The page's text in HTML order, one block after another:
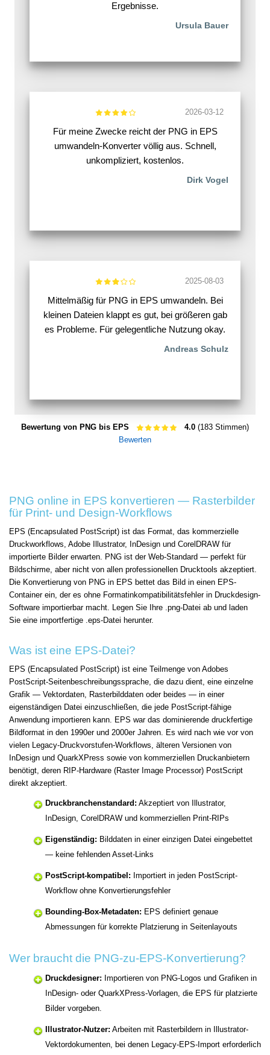
Ergebnisse.
Ursula Bauer
2026-03-12
Für meine Zwecke reicht der PNG in EPS
umwandeln-Konverter völlig aus. Schnell,
unkompliziert, kostenlos.
Dirk Vogel
2025-08-03
Mittelmäßig für PNG in EPS umwandeln. Bei
kleinen Dateien klappt es gut, bei größeren gab
es Probleme. Für gelegentliche Nutzung okay.
Andreas Schulz
Bewertung von PNG bis EPS 4.0 (183 Stimmen)
Bewerten
PNG online in EPS konvertieren — Rasterbilder
für Print- und Design-Workflows
EPS (Encapsulated PostScript) ist das Format, das kommerzielle
Druckworkflows, Adobe Illustrator, InDesign und CorelDRAW für
importierte Bilder erwarten. PNG ist der Web-Standard — perfekt für
Bildschirme, aber nicht von allen professionellen Drucktools akzeptiert.
Die Konvertierung von PNG in EPS bettet das Bild in einen EPS-
Container ein, der es ohne Formatinkompatibilitätsfehler in Druckdesign-
Software importierbar macht. Legen Sie Ihre .png-Datei ab und laden
Sie eine importfertige .eps-Datei herunter.
Was ist eine EPS-Datei?
EPS (Encapsulated PostScript) ist eine Teilmenge von Adobes
PostScript-Seitenbeschreibungssprache, die dazu dient, eine einzelne
Grafik — Vektordaten, Rasterbilddaten oder beides — in einer
eigenständigen Datei einzuschließen, die jede PostScript-fähige
Anwendung importieren kann. EPS war das dominierende druckfertige
Bildformat in den 1990er und 2000er Jahren. Es wird nach wie vor von
vielen Legacy-Druckvorstufen-Workflows, älteren Versionen von
InDesign und QuarkXPress sowie von kommerziellen Druckanbietern
benötigt, deren RIP-Hardware (Raster Image Processor) PostScript
direkt akzeptiert.
Druckbranchenstandard: Akzeptiert von Illustrator,
InDesign, CorelDRAW und kommerziellen Print-RIPs
Eigenständig: Bilddaten in einer einzigen Datei eingebettet
— keine fehlenden Asset-Links
PostScript-kompatibel: Importiert in jeden PostScript-
Workflow ohne Konvertierungsfehler
Bounding-Box-Metadaten: EPS definiert genaue
Abmessungen für korrekte Platzierung in Seitenlayouts
Wer braucht die PNG-zu-EPS-Konvertierung?
Druckdesigner: Importieren von PNG-Logos und Grafiken in
InDesign- oder QuarkXPress-Vorlagen, die EPS für platzierte
Bilder vorgeben.
Illustrator-Nutzer: Arbeiten mit Rasterbildern in Illustrator-
Vektordokumenten, bei denen Legacy-EPS-Import erforderlich